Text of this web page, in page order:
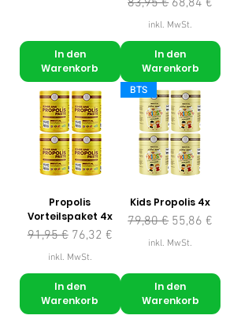
In den
Warenkorb
83,95 € 68,84 €
inkl. MwSt.
In den
Warenkorb
Propolis
Vorteilspaket 4x
Standardpreis
91,95 € Sale-Preis
76,32 €
inkl. MwSt.
In den
Warenkorb
BTS
Kids Propolis 4x
Standardpreis
79,80 € Sale-Preis
55,86 €
inkl. MwSt.
In den
Warenkorb